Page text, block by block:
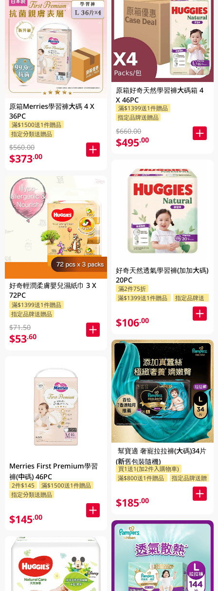
原箱Merries學習褲大碼 4 X
36PC
滿$1500送1件贈品
指定分類送贈品
$560.00
$373.00
好奇輕潤柔膚嬰兒濕紙巾 3 X
72PC
滿$1399送1件贈品
指定品牌送贈品
$71.50
$53.60
Merries First Premium學習
褲(中碼) 46PC
2件$145
滿$1500送1件贈品
指定分類送贈品
$145.00
原箱好奇天然學習褲大碼箱 4
X 46PC
滿$1399送1件贈品
指定品牌送贈品
$660.00
$495.00
好奇天然透氣學習褲(加加大碼)
20PC
滿2件75折
滿$1399送1件贈品
指定品牌送贈品
$106.00
幫寶適 奢寵拉拉褲(大碼)34片
(新舊包裝隨機)
買1送1(加2件入購物車)
滿$800送1件贈品
指定品牌送贈品
$185.00